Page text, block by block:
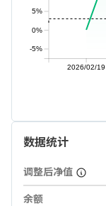
-5%
0%
5%
2026/02/19
数据统计
调整后净值
余额